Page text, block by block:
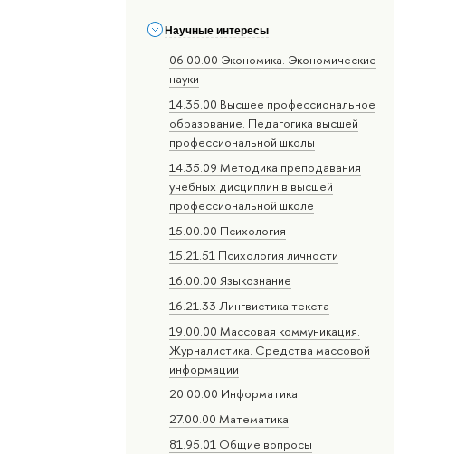
Научные интересы
06.00.00 Экономика. Экономические
науки
14.35.00 Высшее профессиональное
образование. Педагогика высшей
профессиональной школы
14.35.09 Методика преподавания
учебных дисциплин в высшей
профессиональной школе
15.00.00 Психология
15.21.51 Психология личности
16.00.00 Языкознание
16.21.33 Лингвистика текста
19.00.00 Массовая коммуникация.
Журналистика. Средства массовой
информации
20.00.00 Информатика
27.00.00 Математика
81.95.01 Общие вопросы